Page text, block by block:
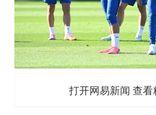
“开学三
打开网易新闻 查